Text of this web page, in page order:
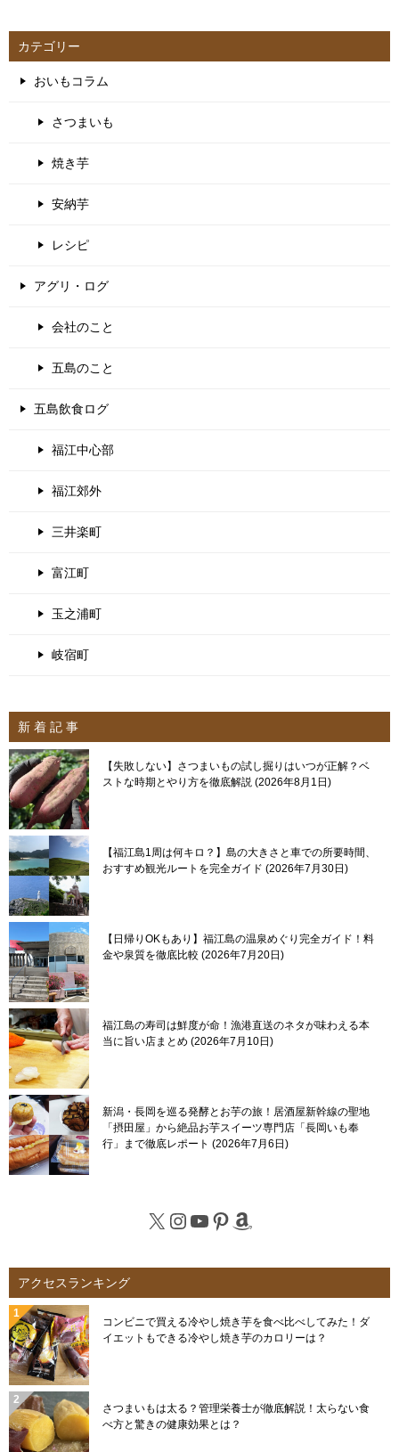
カテゴリー
おいもコラム
さつまいも
焼き芋
安納芋
レシピ
アグリ・ログ
会社のこと
五島のこと
五島飲食ログ
福江中心部
福江郊外
三井楽町
富江町
玉之浦町
岐宿町
新 着 記 事
【失敗しない】さつまいもの試し掘りはいつが正解？ベ
ストな時期とやり方を徹底解説 2026年8月1日
【福江島1周は何キロ？】島の大きさと車での所要時間、
おすすめ観光ルートを完全ガイド 2026年7月30日
【日帰りOKもあり】福江島の温泉めぐり完全ガイド！料
金や泉質を徹底比較 2026年7月20日
福江島の寿司は鮮度が命！漁港直送のネタが味わえる本
当に旨い店まとめ 2026年7月10日
新潟・長岡を巡る発酵とお芋の旅！居酒屋新幹線の聖地
「摂田屋」から絶品お芋スイーツ専門店「長岡いも奉
行」まで徹底レポート
2026年7月6日
X Instagram
YouTube
Pinterest
Amazon
アクセスランキング
コンビニで買える冷やし焼き芋を食べ比べしてみた！ダ
イエットもできる冷やし焼き芋のカロリーは？
さつまいもは太る？管理栄養士が徹底解説！太らない食
べ方と驚きの健康効果とは？